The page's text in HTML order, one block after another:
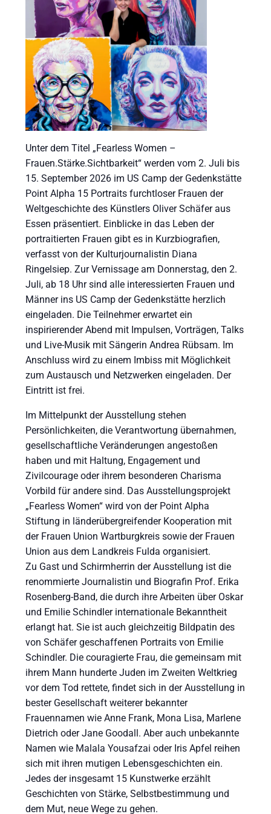
Unter dem Titel „Fearless Women –
Frauen.Stärke.Sichtbarkeit“ werden vom 2. Juli bis
15. September 2026 im US Camp der Gedenkstätte
Point Alpha 15 Portraits furchtloser Frauen der
Weltgeschichte des Künstlers Oliver Schäfer aus
Essen präsentiert. Einblicke in das Leben der
portraitierten Frauen gibt es in Kurzbiografien,
verfasst von der Kulturjournalistin Diana
Ringelsiep. Zur Vernissage am Donnerstag, den 2.
Juli, ab 18 Uhr sind alle interessierten Frauen und
Männer ins US Camp der Gedenkstätte herzlich
eingeladen. Die Teilnehmer erwartet ein
inspirierender Abend mit Impulsen, Vorträgen, Talks
und Live-Musik mit Sängerin Andrea Rübsam. Im
Anschluss wird zu einem Imbiss mit Möglichkeit
zum Austausch und Netzwerken eingeladen. Der
Eintritt ist frei.
Im Mittelpunkt der Ausstellung stehen
Persönlichkeiten, die Verantwortung übernahmen,
gesellschaftliche Veränderungen angestoßen
haben und mit Haltung, Engagement und
Zivilcourage oder ihrem besonderen Charisma
Vorbild für andere sind. Das Ausstellungsprojekt
„Fearless Women“ wird von der Point Alpha
Stiftung in länderübergreifender Kooperation mit
der Frauen Union Wartburgkreis sowie der Frauen
Union aus dem Landkreis Fulda organisiert.
Zu Gast und Schirmherrin der Ausstellung ist die
renommierte Journalistin und Biografin Prof. Erika
Rosenberg-Band, die durch ihre Arbeiten über Oskar
und Emilie Schindler internationale Bekanntheit
erlangt hat. Sie ist auch gleichzeitig Bildpatin des
von Schäfer geschaffenen Portraits von Emilie
Schindler. Die couragierte Frau, die gemeinsam mit
ihrem Mann hunderte Juden im Zweiten Weltkrieg
vor dem Tod rettete, findet sich in der Ausstellung in
bester Gesellschaft weiterer bekannter
Frauennamen wie Anne Frank, Mona Lisa, Marlene
Dietrich oder Jane Goodall. Aber auch unbekannte
Namen wie Malala Yousafzai oder Iris Apfel reihen
sich mit ihren mutigen Lebensgeschichten ein.
Jedes der insgesamt 15 Kunstwerke erzählt
Geschichten von Stärke, Selbstbestimmung und
dem Mut, neue Wege zu gehen.